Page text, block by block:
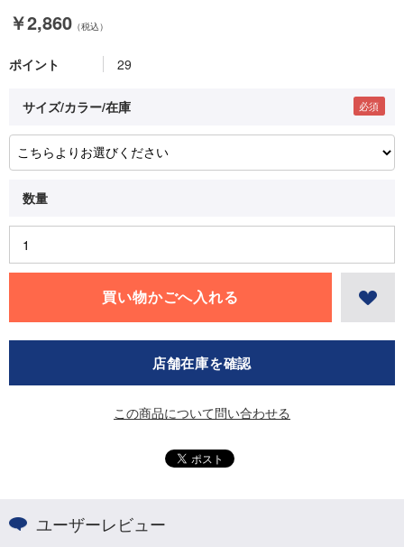
￥2,860 （税込）
ポイント 29
サイズ/カラー/在庫
店舗在庫を確認
この商品について問い合わせる
ユーザーレビュー